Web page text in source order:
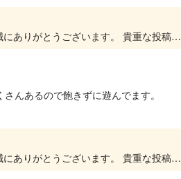
いつもキッズユーエスランド 大阪泉佐野店をご利用頂き誠にありがとうございます。 貴重な投稿を頂きありがとうございます。 大変嬉しいお言葉をいただき、スタッフ一同、とても励みになります。...
んあるので飽きずに遊んでます。
いつもキッズユーエスランド 大阪泉佐野店をご利用頂き誠にありがとうございます。 貴重な投稿を頂きありがとうございます。 大変嬉しいお言葉をいただき、スタッフ一同、とても励みになります。...